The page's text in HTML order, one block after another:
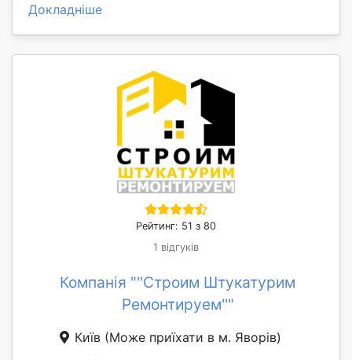
Докладніше
Рейтинг: 51 з 80
1 відгуків
Компанія "''Строим Штукатурим
Ремонтируем''"
Київ (Може приїхати в м. Яворів)